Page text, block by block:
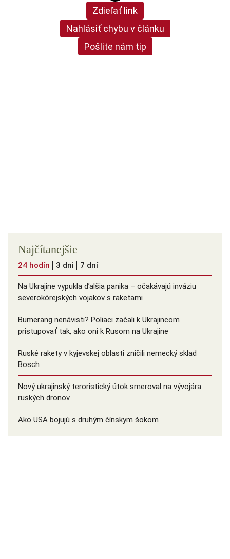
Zdieľať link
Nahlásiť chybu v článku
Pošlite nám tip
Najčítanejšie
24 hodín 3 dni 7 dní
Na Ukrajine vypukla ďalšia panika – očakávajú inváziu
severokórejských vojakov s raketami
Bumerang nenávisti? Poliaci začali k Ukrajincom
pristupovať tak, ako oni k Rusom na Ukrajine
Ruské rakety v kyjevskej oblasti zničili nemecký sklad
Bosch
Nový ukrajinský teroristický útok smeroval na vývojára
ruských dronov
Ako USA bojujú s druhým čínskym šokom